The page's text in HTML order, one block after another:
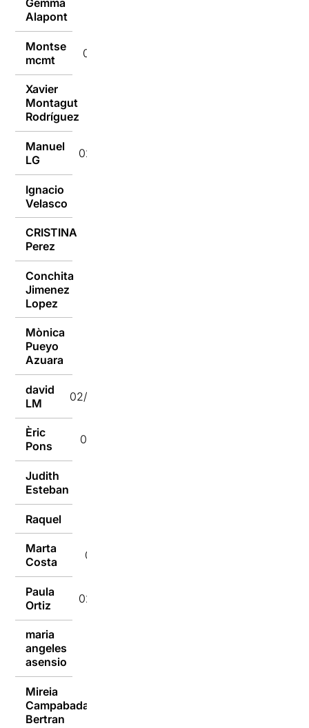
Gemma
Alapont
Montse
mcmt
03/10/2016
Xavier
Montagut
Rodríguez
Manuel
LG
02/10/2016
Ignacio
Velasco
CRISTINA
Perez
Conchita
Jimenez
Lopez
Mònica
Pueyo
Azuara
david
LM
02/10/2016
Èric
Pons
02/10/2016
Judith
Esteban
Raquel
Marta
Costa
02/10/2016
Paula
Ortiz
02/10/2016
maria
angeles
asensio
Mireia
Campabadal
Bertran